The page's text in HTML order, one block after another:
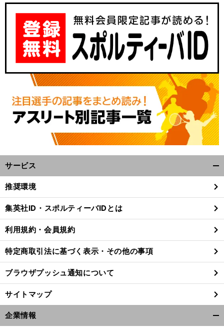
サービス
閉
る
推奨環境
集英社ID・スポルティーバIDとは
利用規約・会員規約
特定商取引法に基づく表示・その他の事項
ブラウザプッシュ通知について
サイトマップ
企業情報